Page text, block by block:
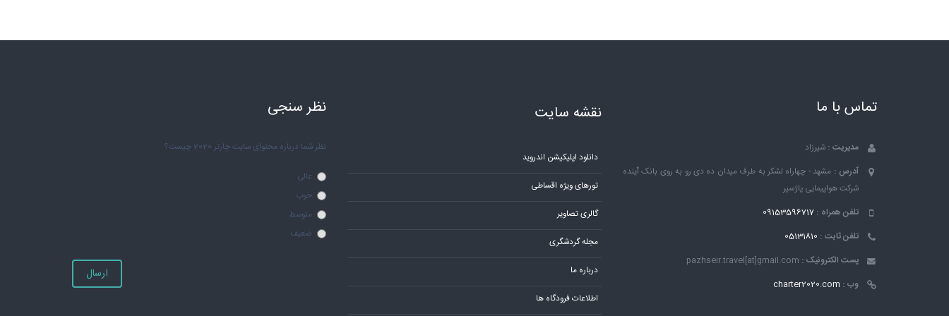
تماس با ما
مدیریت : شیرزاد
آدرس : مشهد - چهاراه لشکر به طرف میدان ده دی رو به روی بانک ٱینده
شرکت هواپیمایی پاژسیر
تلفن همراه : 09153596717
تلفن ثابت : 05131810
پست الکترونیک : pazhseir.travel[at]gmail.com
وب : charter2020.com
نقشه سایت
دانلود اپلیکیشن اندروید
تورهای ویژه اقساطی
گالری تصاویر
مجله گردشگری
درباره ما
اطلاعات فرودگاه ها
نظر سنجی
نظر شما درباره محتوای سایت چارتر 2020 چیست؟
عالی
خوب
متوسط
ضعیف
ارسال